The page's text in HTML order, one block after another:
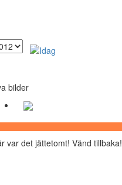
bilder
var det jättetomt! Vänd tillbaka!